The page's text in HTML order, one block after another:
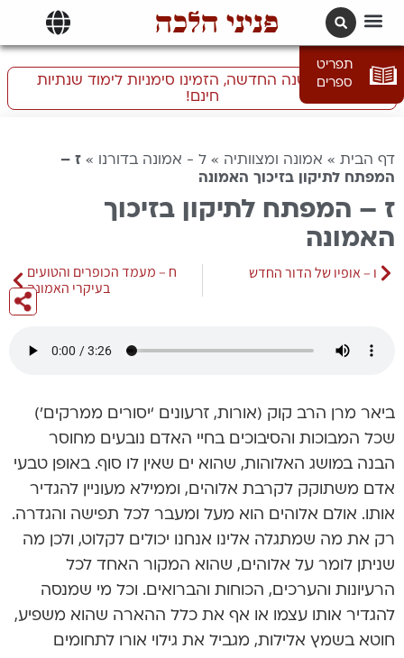
פניני הלכה
תפריט
ספרים
התכוננו לשנה החדשה, הזמינו סימניות לימוד שנתיות
חינם!
דף הבית » אמונה ומצוותיה » ל - אמונה בדורנו » ז –
המפתח לתיקון בזיכוך האמונה
ז – המפתח לתיקון בזיכוך
האמונה
ו – אופיו של הדור החדש
ח – מעמד הכופרים והטועים
בעיקרי האמונה
ביאר מרן הרב קוק (אורות, זרעונים ‘יסורים ממרקים’)
שכל המבוכות והסיבוכים בחיי האדם נובעים מחוסר
הבנה במושג האלוהות, שהוא ים שאין לו סוף. באופן טבעי
אדם משתוקק לקרבת אלוהים, וממילא מעוניין להגדיר
אותו. אולם אלוהים הוא מעל ומעבר לכל תפישה והגדרה.
רק את מה שמתגלה אלינו אנחנו יכולים לקלוט, ולכן מה
שניתן לומר על אלוהים, שהוא המקור האחד לכל
הרעיונות והערכים, הכוחות והברואים. וכל מי שמנסה
להגדיר אותו עצמו או אף את כלל ההארה שהוא משפיע,
חוטא בשמץ אלילות, מגביל את גילוי אורו לתחומים